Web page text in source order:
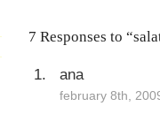
7 Responses to
ana
february 8th,